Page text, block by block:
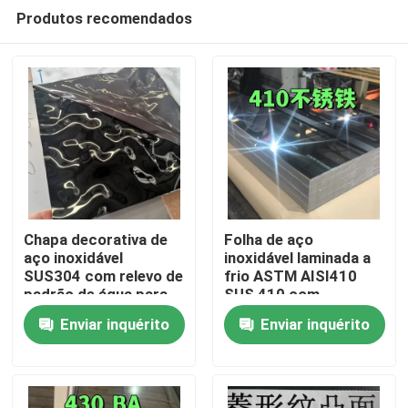
Para casa
Produtos
Vídeos
Produtos recomendados
Chapa decorativa de
aço inoxidável
SUS304 com relevo de
padrão de água para
uso arquitetônico
externoEnviar inquérito
Folha de aço
inoxidável laminada a
frio ASTM AISI410
SUS 410 com
superfície polida BA
0,8*1220*2440
Enviar inquérito